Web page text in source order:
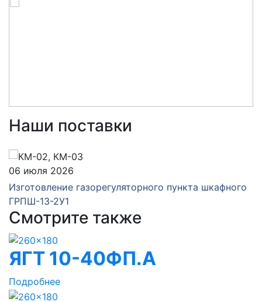
Наши поставки
06 июля 2026
Изготовление газорегуляторного пункта шкафного
ГРПШ-13-2У1
Смотрите также
ЯГТ 10-40ФП.А
Подробнее